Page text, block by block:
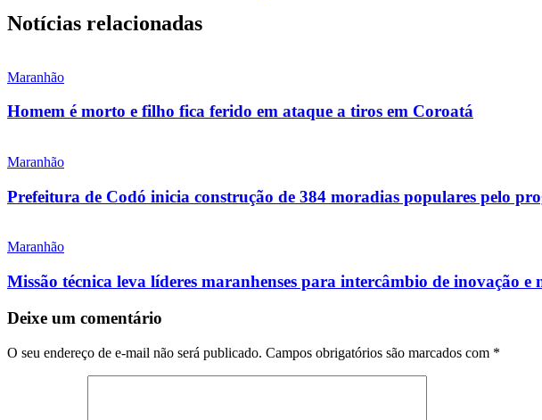
Notícias relacionadas
Maranhão
Homem é morto e filho fica ferido em ataque a tiros em Coroatá
Maranhão
Prefeitura de Codó inicia construção de 384 moradias populares pelo
Maranhão
Missão técnica leva líderes maranhenses para intercâmbio de inovação e
Deixe um comentário
O seu endereço de e-mail não será publicado. Campos obrigatórios são marcados com *